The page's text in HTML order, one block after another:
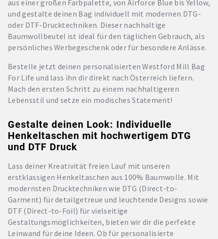
aus einer großen Farbpalette, von Airforce Blue bis Yellow,
und gestalte deinen Bag individuell mit modernen DTG-
oder DTF-Drucktechniken. Dieser nachhaltige
Baumwollbeutel ist ideal für den täglichen Gebrauch, als
persönliches Werbegeschenk oder für besondere Anlässe.
Bestelle jetzt deinen personalisierten Westford Mill Bag
For Life und lass ihn dir direkt nach Österreich liefern.
Mach den ersten Schritt zu einem nachhaltigeren
Lebensstil und setze ein modisches Statement!
Gestalte deinen Look: Individuelle
Henkeltaschen mit hochwertigem DTG
und DTF Druck
Lass deiner Kreativität freien Lauf mit unseren
erstklassigen Henkeltaschen aus 100% Baumwolle. Mit
modernsten Drucktechniken wie DTG (Direct-to-
Garment) für detailgetreue und leuchtende Designs sowie
DTF (Direct-to-Foil) für vielseitige
Gestaltungsmöglichkeiten, bieten wir dir die perfekte
Leinwand für deine Ideen. Ob für personalisierte